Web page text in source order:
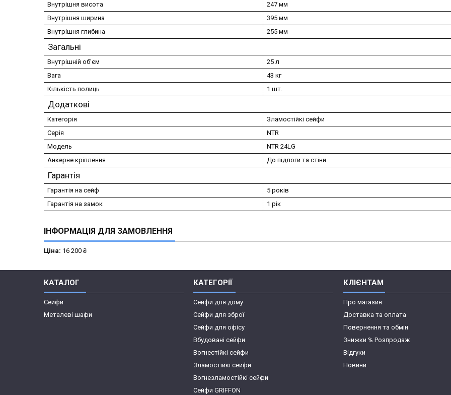
Внутрішня висота
247 мм
Внутрішня ширина
395 мм
Внутрішня глибина
255 мм
Загальні
Внутрішній об'єм
25 л
Вага
43 кг
Кількість полиць
1 шт.
Додаткові
Категорія
Зламостійкі сейфи
Серія
NTR
Модель
NTR 24LG
Анкерне кріплення
До підлоги та стіни
Гарантія
Гарантія на сейф
5 років
Гарантія на замок
1 рік
ІНФОРМАЦІЯ ДЛЯ ЗАМОВЛЕННЯ
Ціна: 16 200 ₴
КАТАЛОГ
Сейфи
Металеві шафи
КАТЕГОРІЇ
Сейфи для дому
Сейфи для зброї
Сейфи для офісу
Вбудовані сейфи
Вогнестійкі сейфи
Зламостійкі сейфи
Вогнезламостійкі сейфи
Сейфи GRIFFON
КЛІЄНТАМ
Про магазин
Доставка та оплата
Повернення та обмін
Знижки % Розпродаж
Відгуки
Новини